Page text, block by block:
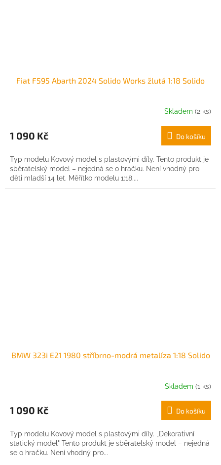
Fiat F595 Abarth 2024 Solido Works žlutá 1:18 Solido
Skladem (2 ks)
1 090 Kč Do košíku
Typ modelu Kovový model s plastovými díly. Tento produkt je
sběratelský model – nejedná se o hračku. Není vhodný pro
děti mladší 14 let. Měřítko modelu 1:18....
BMW 323i E21 1980 stříbrno-modrá metalíza 1:18 Solido
Skladem (1 ks)
1 090 Kč Do košíku
Typ modelu Kovový model s plastovými díly. „Dekorativní
statický model" Tento produkt je sběratelský model – nejedná
se o hračku. Není vhodný pro...